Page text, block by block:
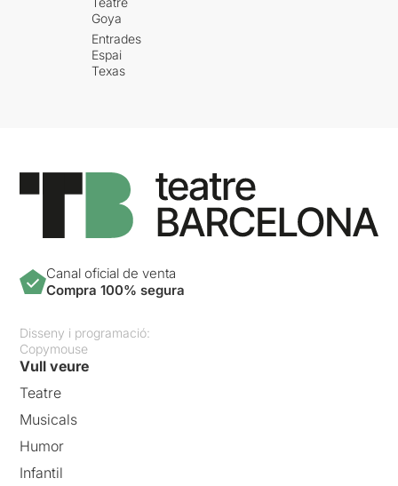
Goya
Entrades
Espai
Texas
Canal oficial de venta
Compra 100% segura
Disseny i programació:
Copymouse
Vull veure
Teatre
Musicals
Humor
Infantil